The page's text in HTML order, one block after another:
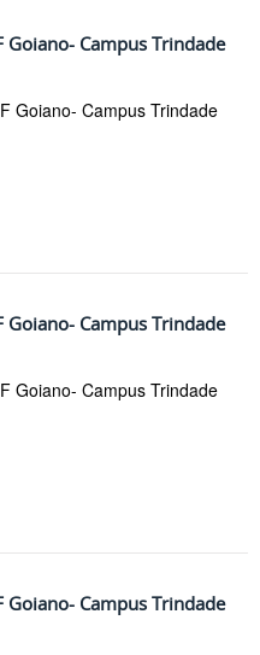
Goiano- Campus Trindade
Goiano- Campus Trindade
Goiano- Campus Trindade
Goiano- Campus Trindade
Goiano- Campus Trindade